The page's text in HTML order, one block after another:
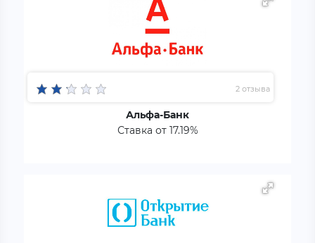
2 отзыва
Альфа-Банк
Ставка от 17.19%